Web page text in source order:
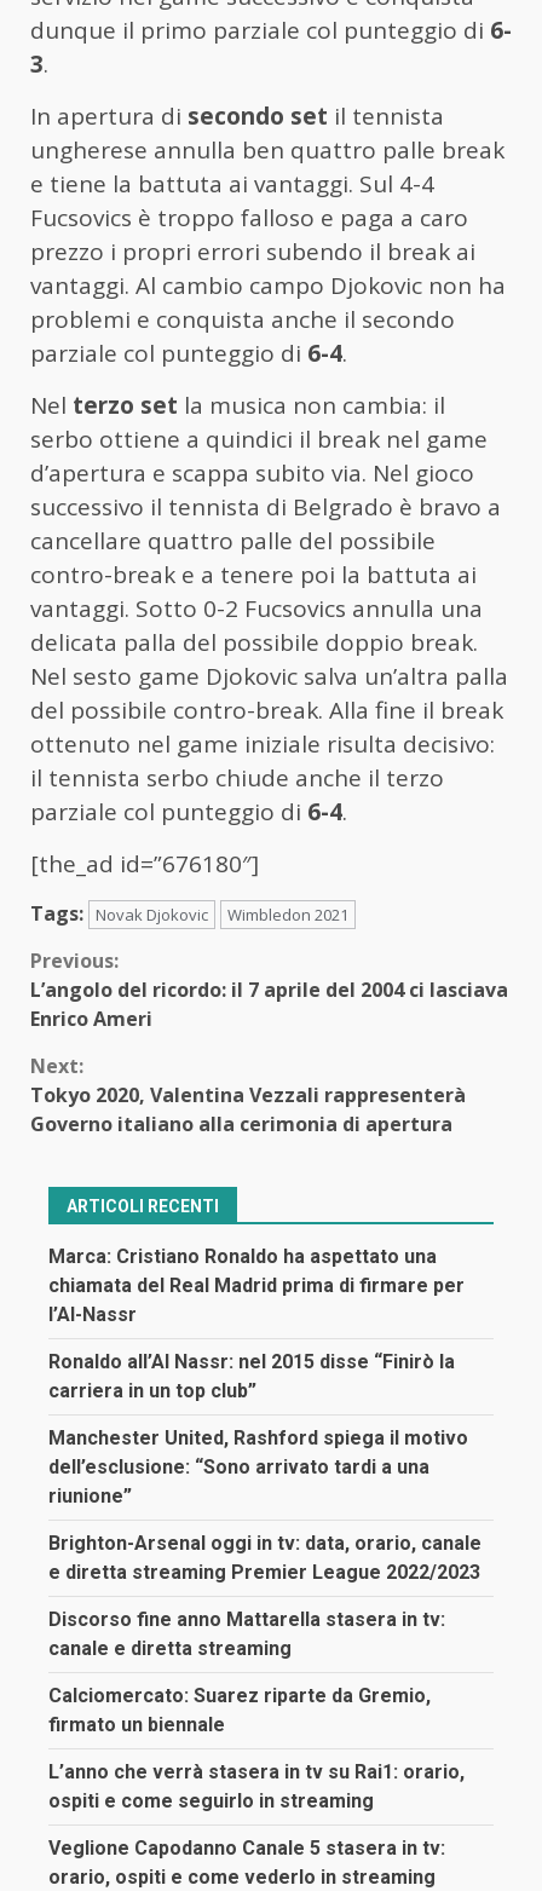
dunque il primo parziale col punteggio di 6-
3.
In apertura di secondo set il tennista
ungherese annulla ben quattro palle break
e tiene la battuta ai vantaggi. Sul 4-4
Fucsovics è troppo falloso e paga a caro
prezzo i propri errori subendo il break ai
vantaggi. Al cambio campo Djokovic non ha
problemi e conquista anche il secondo
parziale col punteggio di 6-4.
Nel terzo set la musica non cambia: il
serbo ottiene a quindici il break nel game
d’apertura e scappa subito via. Nel gioco
successivo il tennista di Belgrado è bravo a
cancellare quattro palle del possibile
contro-break e a tenere poi la battuta ai
vantaggi. Sotto 0-2 Fucsovics annulla una
delicata palla del possibile doppio break.
Nel sesto game Djokovic salva un’altra palla
del possibile contro-break. Alla fine il break
ottenuto nel game iniziale risulta decisivo:
il tennista serbo chiude anche il terzo
parziale col punteggio di 6-4.
[the_ad id=”676180″]
Tags: Novak Djokovic Wimbledon 2021
Continue
Reading
Previous:
L’angolo del ricordo: il 7 aprile del 2004 ci lasciava
Enrico Ameri
Next:
Tokyo 2020, Valentina Vezzali rappresenterà
Governo italiano alla cerimonia di apertura
ARTICOLI RECENTI
Marca: Cristiano Ronaldo ha aspettato una
chiamata del Real Madrid prima di firmare per
l’Al-Nassr
Ronaldo all’Al Nassr: nel 2015 disse “Finirò la
carriera in un top club”
Manchester United, Rashford spiega il motivo
dell’esclusione: “Sono arrivato tardi a una
riunione”
Brighton-Arsenal oggi in tv: data, orario, canale
e diretta streaming Premier League 2022/2023
Discorso fine anno Mattarella stasera in tv:
canale e diretta streaming
Calciomercato: Suarez riparte da Gremio,
firmato un biennale
L’anno che verrà stasera in tv su Rai1: orario,
ospiti e come seguirlo in streaming
Veglione Capodanno Canale 5 stasera in tv:
orario, ospiti e come vederlo in streaming